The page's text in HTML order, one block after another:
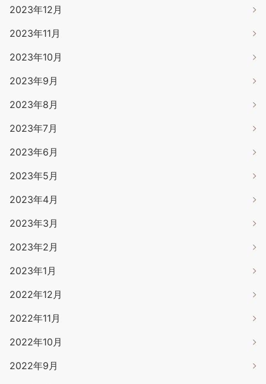
2023年12月
2023年11月
2023年10月
2023年9月
2023年8月
2023年7月
2023年6月
2023年5月
2023年4月
2023年3月
2023年2月
2023年1月
2022年12月
2022年11月
2022年10月
2022年9月